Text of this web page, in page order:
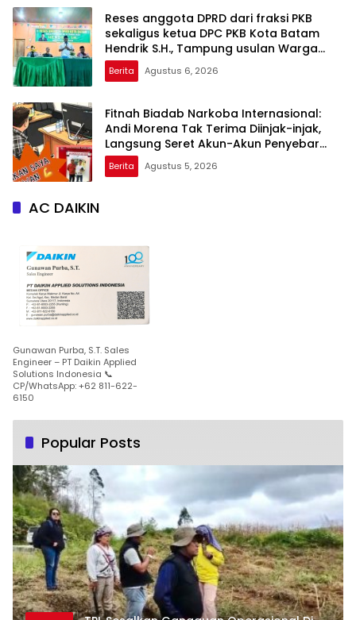
Reses anggota DPRD dari fraksi PKB
sekaligus ketua DPC PKB Kota Batam
Hendrik S.H., Tampung usulan Warga
Patam Indah Minta Jalan, Ambulans, dan
Sarana Olahraga
Berita Agustus 6, 2026
Fitnah Biadab Narkoba Internasional:
Andi Morena Tak Terima Diinjak-injak,
Langsung Seret Akun-Akun Penyebar
Hoaks ke Polda Kepri!
Berita Agustus 5, 2026
AC DAIKIN
Gunawan Purba, S.T. Sales
Engineer – PT Daikin Applied
Solutions Indonesia 📞
CP/WhatsApp: +62 811-622-
6150
Popular Posts